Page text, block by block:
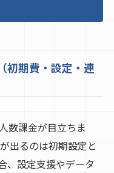
初期費・設定・連
数課金が目立ちま
出るのは初期設定と
、設定支援やデータ